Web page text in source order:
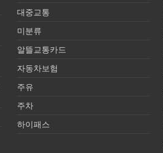
대중교통
미분류
알뜰교통카드
자동차보험
주유
주차
하이패스